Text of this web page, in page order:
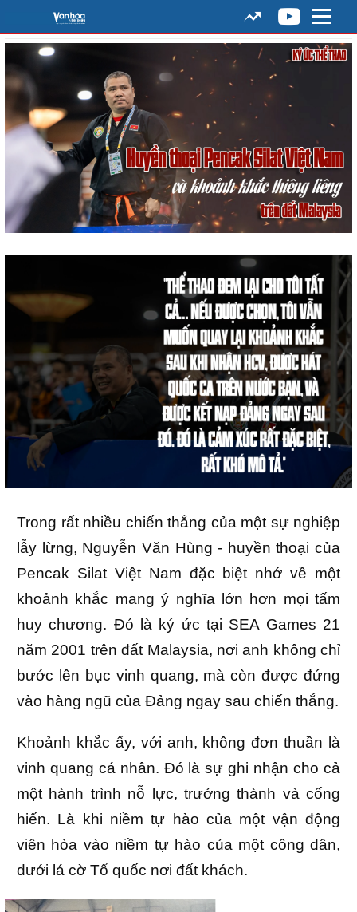
Trong rất nhiều chiến thắng của một sự nghiệp
lẫy lừng, Nguyễn Văn Hùng - huyền thoại của
Pencak Silat Việt Nam đặc biệt nhớ về một
khoảnh khắc mang ý nghĩa lớn hơn mọi tấm
huy chương. Đó là ký ức tại SEA Games 21
năm 2001 trên đất Malaysia, nơi anh không chỉ
bước lên bục vinh quang, mà còn được đứng
vào hàng ngũ của Đảng ngay sau chiến thắng.
Khoảnh khắc ấy, với anh, không đơn thuần là
vinh quang cá nhân. Đó là sự ghi nhận cho cả
một hành trình nỗ lực, trưởng thành và cống
hiến. Là khi niềm tự hào của một vận động
viên hòa vào niềm tự hào của một công dân,
dưới lá cờ Tổ quốc nơi đất khách.